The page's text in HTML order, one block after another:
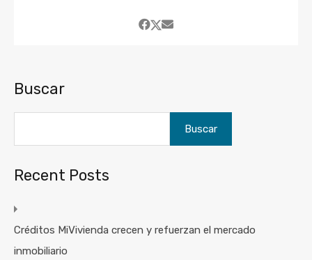
Buscar
Buscar
Recent Posts
Créditos MiVivienda crecen y refuerzan el mercado
inmobiliario